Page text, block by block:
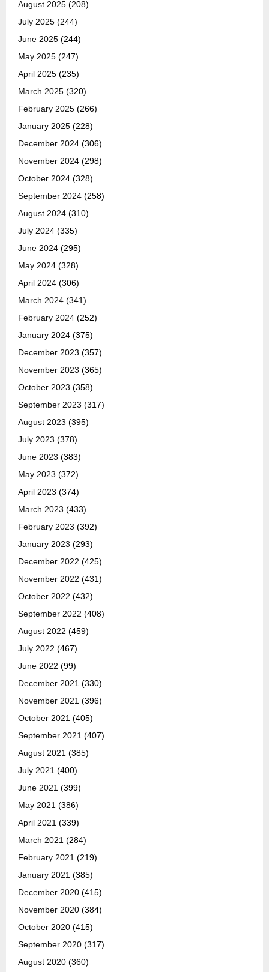
August 2025 (208)
July 2025 (244)
June 2025 (244)
May 2025 (247)
April 2025 (235)
March 2025 (320)
February 2025 (266)
January 2025 (228)
December 2024 (306)
November 2024 (298)
October 2024 (328)
September 2024 (258)
August 2024 (310)
July 2024 (335)
June 2024 (295)
May 2024 (328)
April 2024 (306)
March 2024 (341)
February 2024 (252)
January 2024 (375)
December 2023 (357)
November 2023 (365)
October 2023 (358)
September 2023 (317)
August 2023 (395)
July 2023 (378)
June 2023 (383)
May 2023 (372)
April 2023 (374)
March 2023 (433)
February 2023 (392)
January 2023 (293)
December 2022 (425)
November 2022 (431)
October 2022 (432)
September 2022 (408)
August 2022 (459)
July 2022 (467)
June 2022 (99)
December 2021 (330)
November 2021 (396)
October 2021 (405)
September 2021 (407)
August 2021 (385)
July 2021 (400)
June 2021 (399)
May 2021 (386)
April 2021 (339)
March 2021 (284)
February 2021 (219)
January 2021 (385)
December 2020 (415)
November 2020 (384)
October 2020 (415)
September 2020 (317)
August 2020 (360)